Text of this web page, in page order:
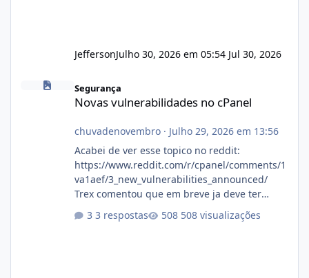
JeffersonJulho 30, 2026 em 05:54 Jul 30, 2026
Segurança
Novas vulnerabilidades no cPanel
chuvadenovembro· Julho 29, 2026 em 13:56
Acabei de ver esse topico no reddit:
https://www.reddit.com/r/cpanel/comments/1
va1aef/3_new_vulnerabilities_announced/
Trex comentou que em breve ja deve ter
3 respostas 508 visualizações